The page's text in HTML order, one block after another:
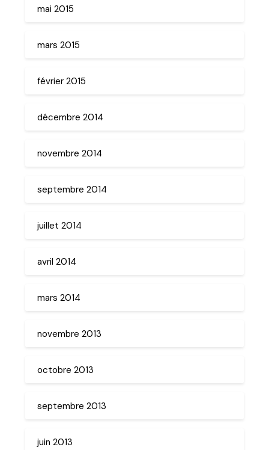
mai 2015
mars 2015
février 2015
décembre 2014
novembre 2014
septembre 2014
juillet 2014
avril 2014
mars 2014
novembre 2013
octobre 2013
septembre 2013
juin 2013